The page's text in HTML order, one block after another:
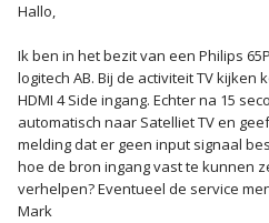
Hallo,
Ik ben in het bezit van een Philips
logitech AB. Bij de activiteit TV kijken
HDMI 4 Side ingang. Echter na 15
automatisch naar Satelliet TV en
melding dat er geen input signaal
hoe de bron ingang vast te kunnen
verhelpen? Eventueel de service
Mark